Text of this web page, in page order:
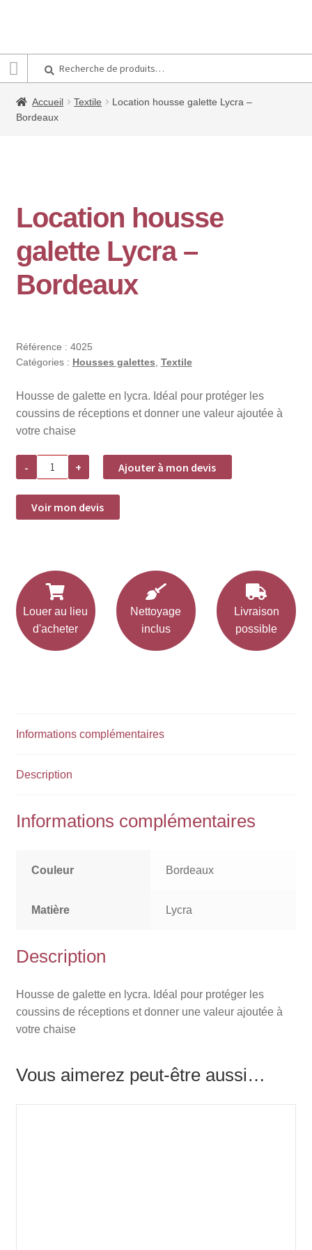
pour :
Accueil Textile
Location housse galette Lycra –
Bordeaux
Location housse
galette Lycra –
Bordeaux
Référence : 4025
Catégories : Housses galettes Textile
Housse de galette en lycra. Idéal pour protéger les
coussins de réceptions et donner une valeur ajoutée à
votre chaise
-
quantité
Location
housse
galette
Lycra
+ Ajouter à mon devis
Voir mon devis
Louer au lieu
d'acheter
Nettoyage
inclus
Livraison
possible
Informations complémentaires
Description
Informations complémentaires
Couleur Bordeaux
Matière Lycra
Description
Housse de galette en lycra. Idéal pour protéger les
coussins de réceptions et donner une valeur ajoutée à
votre chaise
Vous aimerez peut-être aussi…